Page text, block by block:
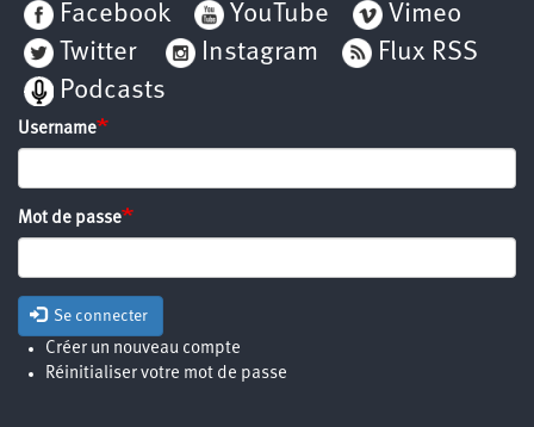
Facebook
YouTube
Vimeo
Twitter
Instagram
Flux RSS
Podcasts
Username
Mot de passe
Se connecter
Créer un nouveau compte
Réinitialiser votre mot de passe